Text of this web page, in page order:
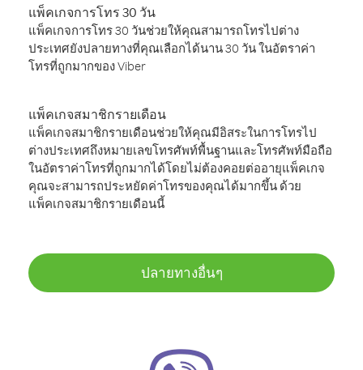
แพ็คเกจการโทร 30 วัน
แพ็คเกจการโทร 30 วันช่วยให้คุณสามารถโทรไปต่าง
ประเทศยังปลายทางที่คุณเลือกได้นาน 30 วัน ในอัตราค่า
โทรที่ถูกมากของ Viber
แพ็คเกจสมาชิกรายเดือน
แพ็คเกจสมาชิกรายเดือนช่วยให้คุณมีอิสระในการโทรไป
ต่างประเทศถึงหมายเลขโทรศัพท์พื้นฐานและโทรศัพท์มือถือ
ในอัตราค่าโทรที่ถูกมากได้โดยไม่ต้องคอยต่ออายุแพ็คเกจ
คุณจะสามารถประหยัดค่าโทรของคุณได้มากขึ้น ด้วย
แพ็คเกจสมาชิกรายเดือนนี้
ปลายทางอื่นๆ